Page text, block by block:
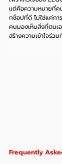
แต่คือความหมายที่ค
กช็อปที่ดี ไม่ใช่แค่กา
คนมองเห็นสิ่งที่ตนเ
สร้างความเข้าใจร่ว
Frequently